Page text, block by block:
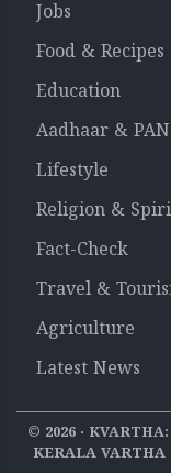
Jobs
Food & Recipes
Education
Aadhaar &
Lifestyle
Religion &
Fact-Check
Travel &
Agriculture
Latest News
© 2026‧
KERALA